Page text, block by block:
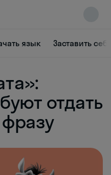
язык Заставить
отдать